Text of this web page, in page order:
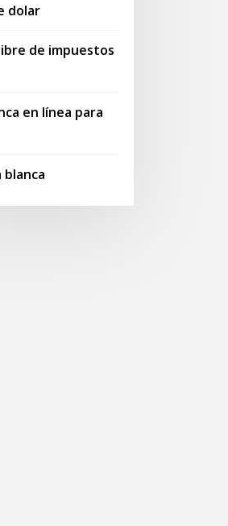
dolar
de impuestos
en línea para